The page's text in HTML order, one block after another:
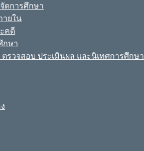
ดการศึกษา
ายใน
คดี
กษา
รวจสอบ ประเมินผล และนิเทศการศึกษา